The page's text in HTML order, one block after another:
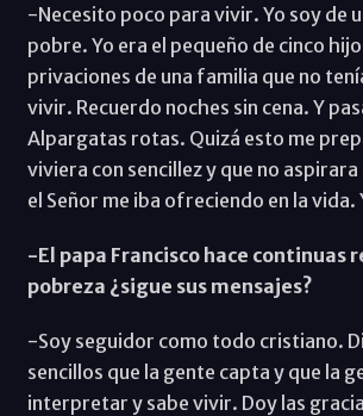
-Necesito poco para vivir. Yo soy de
pobre. Yo era el pequeño de cinco
privaciones de una familia que no
vivir. Recuerdo noches sin cena. Y
Alpargatas rotas. Quizá esto me
viviera con sencillez y que no aspirara
el Señor me iba ofreciendo en la vida.
-El papa Francisco hace continuas
pobreza ¿sigue sus mensajes?
-Soy seguidor como todo cristiano.
sencillos que la gente capta y que la
interpretar y sabe vivir. Doy las